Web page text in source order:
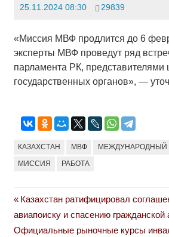
25.11.2024 08:30 29839
«Миссия МВФ продлится до 6
эксперты МВФ проведут ряд
парламента РК, представителями
государственных органов», —
КАЗАХСТАН МВФ МЕЖДУНАРОДНЫЙ
МИССИЯ РАБОТА
Навигация
по
Previous
Post:
Казахстан ратифицировал
авиапоиску и спасению гражданской
Next
Официальные рыночные курсы